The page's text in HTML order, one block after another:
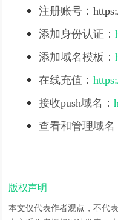
注册账号：
添加身份认证：
添加域名模板：
在线充值：
接收push域名：
查看和管理域名
版权声明
本文仅代表作者观点，不代表